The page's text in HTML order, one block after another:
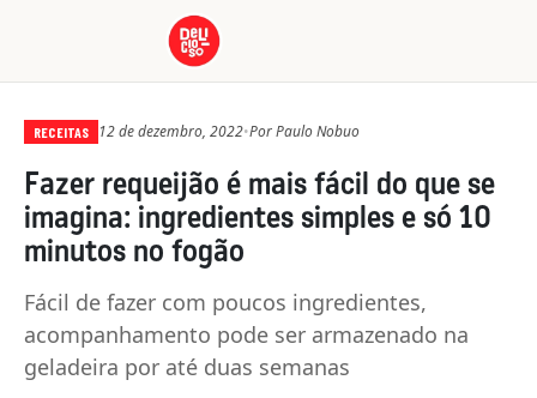
RECEITAS 12 de dezembro, 2022•PorPaulo Nobuo
Fazer requeijão é mais fácil do que se
imagina: ingredientes simples e só 10
minutos no fogão
Fácil de fazer com poucos ingredientes,
acompanhamento pode ser armazenado na
geladeira por até duas semanas